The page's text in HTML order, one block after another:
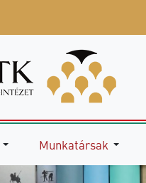
Munkatársak